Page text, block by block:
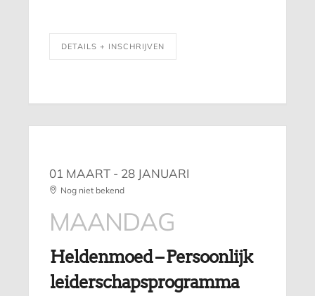
DETAILS + INSCHRIJVEN
01 MAART - 28 JANUARI
Nog niet bekend
MAANDAG
Heldenmoed – Persoonlijk
leiderschapsprogramma